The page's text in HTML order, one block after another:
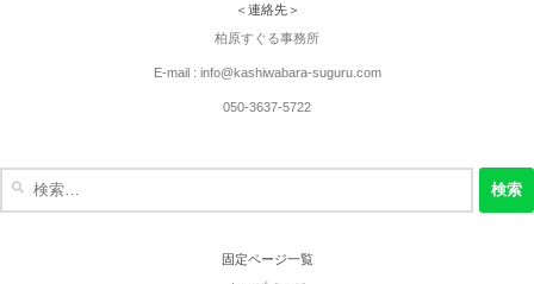
＜連絡先＞
柏原すぐる事務所
E-mail : info@kashiwabara-suguru.com
050-3637-5722
固定ページ一覧